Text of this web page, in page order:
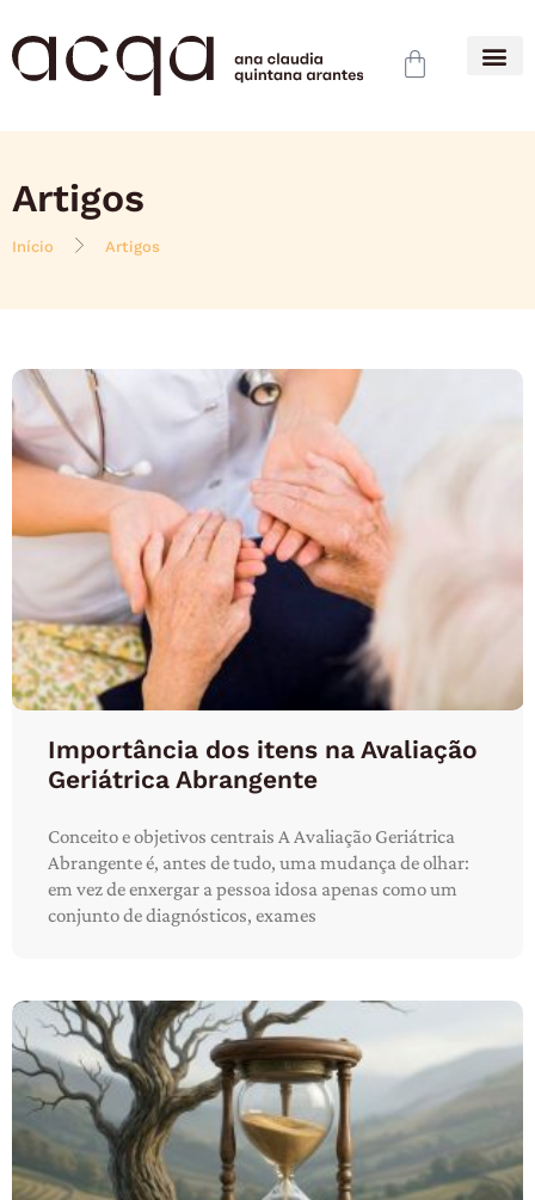
Artigos
Início Artigos
Importância dos itens na Avaliação
Geriátrica Abrangente
Conceito e objetivos centrais A Avaliação Geriátrica
Abrangente é, antes de tudo, uma mudança de olhar:
em vez de enxergar a pessoa idosa apenas como um
conjunto de diagnósticos, exames